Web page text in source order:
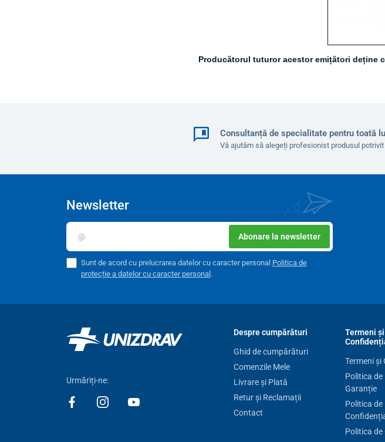
Producătorul tuturor acestor emițători deține
Consultanță de specialitate pentru toată
Vă ajutăm să alegeți profesionist produsul
Newsletter
Abonare la newsletter
Sunt de acord cu prelucrarea datelor cu caracter personal Politica de
protecție a datelor cu caracter personal .
Urmăriți-ne:
Despre cumpărături
Ghid de cumpărături
Comenzile Mele
Livrare și Plată
Retur și Reclamații
Contact
Termeni și
Termeni și
Politica de
Garanție
Politica de
Politica de